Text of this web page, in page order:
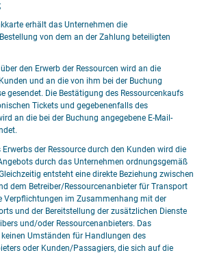
erhält das Unternehmen die
von dem an der Zahlung beteiligten
den Erwerb der Ressourcen wird an die
und an die von ihm bei der Buchung
gesendet. Die Bestätigung des Ressourcenkaufs
Tickets und gegebenenfalls des
an die bei der Buchung angegebene E-Mail-
der Ressource durch den Kunden wird die
durch das Unternehmen ordnungsgemäß
entsteht eine direkte Beziehung zwischen
dem Betreiber/Ressourcenanbieter für Transport
Verpflichtungen im Zusammenhang mit der
und der Bereitstellung der zusätzlichen Dienste
und/oder Ressourcenanbieters. Das
Umständen für Handlungen des
oder Kunden/Passagiers, die sich auf die